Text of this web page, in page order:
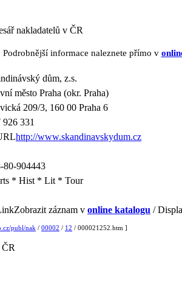
nakladatelů v ČR
Podrobnější informace naleznete přímo v
dům, z.s.
město Praha (okr. Praha)
209/3, 160 00 Praha 6
926 331
http://www.skandinavskydum.cz
80-904443
* Hist * Lit * Tour
Zobrazit záznam v online katalogu /
publ/nak / 00002 / 12 / 000021252.htm ]